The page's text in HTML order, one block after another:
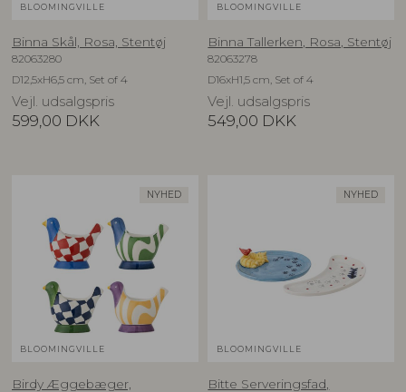
BLOOMINGVILLE
Binna Skål, Rosa, Stentøj
82063280
D12,5xH6,5 cm, Set of 4
Vejl. udsalgspris
599,00 DKK
BLOOMINGVILLE
Binna Tallerken, Rosa, Stentøj
82063278
D16xH1,5 cm, Set of 4
Vejl. udsalgspris
549,00 DKK
NYHED
BLOOMINGVILLE
Birdy Æggebæger,
NYHED
BLOOMINGVILLE
Bitte Serveringsfad,